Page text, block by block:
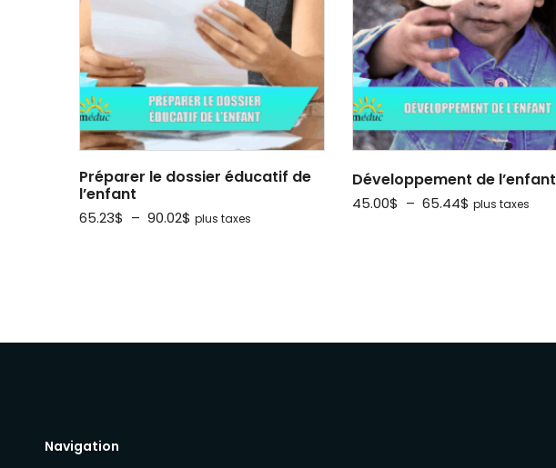
Préparer le dossier éducatif de
l’enfant
65.23$ – 90.02$ Plage
plus taxes
Développement de l’enfant
45.00$ – 65.44$ Plage
plus taxes
Navigation